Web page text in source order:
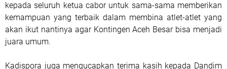
kepada seluruh ketua cabor untuk sama-sama memberikan
kemampuan yang terbaik dalam membina atlet-atlet yang
akan ikut nantinya agar Kontingen Aceh Besar bisa menjadi
juara umum.
Kadispora juga mengucapkan terima kasih kepada Dandim